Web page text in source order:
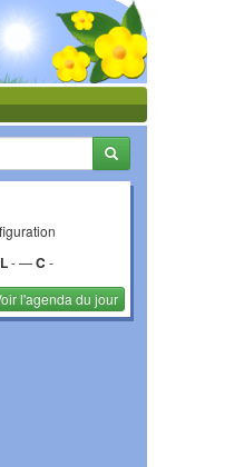
L-—C-
l'agenda du jour